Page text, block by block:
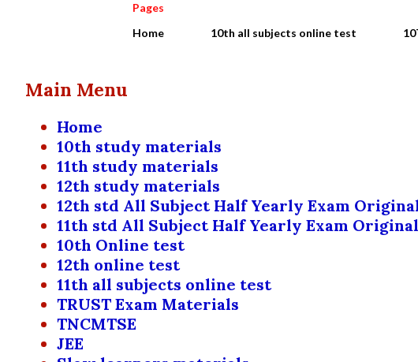
Pages
Home
10th all subjects online test
Main Menu
Home
10th study materials
11th study materials
12th study materials
12th std All Subject Half Yearly Exam
11th std All Subject Half Yearly Exam
10th Online test
12th online test
11th all subjects online test
TRUST Exam Materials
TNCMTSE
JEE